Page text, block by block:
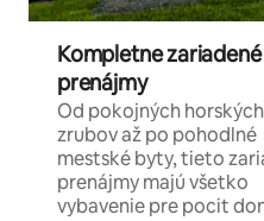
Kompletne zariadené
prenájmy
Od pokojných horských
zrubov až po pohodlné
mestské byty, tieto
prenájmy majú všetko
vybavenie pre pocit